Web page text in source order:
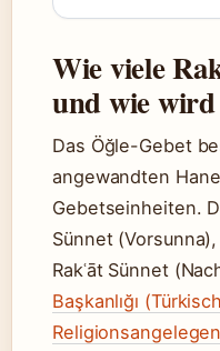
Wie viele
und wie
Das Öğle-Gebet
angewandten
Gebetseinheiten.
Sünnet
Rakʿāt Sünnet
Başkanlığı